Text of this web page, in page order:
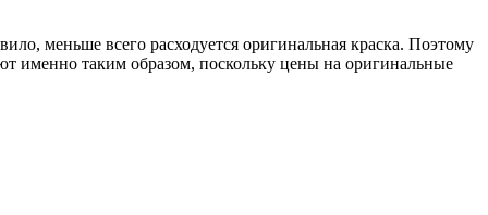
меньше всего расходуется оригинальная краска. Поэтому
именно таким образом, поскольку цены на оригинальные